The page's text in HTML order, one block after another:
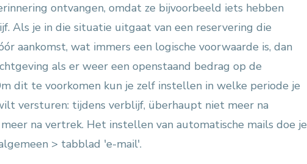
ontvangen, omdat ze bijvoorbeeld iets hebben
Als je in die situatie uitgaat van een reservering die
aankomst, wat immers een logische voorwaarde is, dan
als er weer een openstaand bedrag op de
dit te voorkomen kun je zelf instellen in welke periode je
versturen: tijdens verblijf, überhaupt niet meer na
na vertrek. Het instellen van automatische mails doe je
> tabblad 'e-mail'.